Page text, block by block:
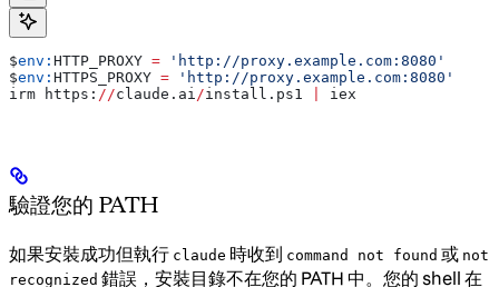
$env: HTTP_PROXY = 'http://proxy.example.com:8080'
$env: HTTPS_PROXY = 'http://proxy.example.com:8080'
irm https: //claude.ai /install.ps1 iex
驗證您的 PATH
如果安裝成功但執行 claude 時收到 command not found 或 not
recognized 錯誤，安裝目錄不在您的 PATH 中。您的 shell 在